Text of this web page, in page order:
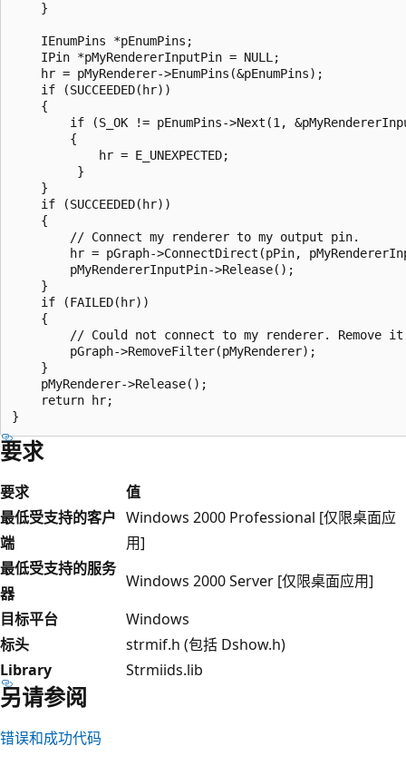
    }
    IEnumPins *pEnumPins;
    IPin *pMyRendererInputPin = NULL;
    hr = pMyRenderer->EnumPins(&pEnumPins);
    if (SUCCEEDED(hr))
    {
if (S_OK != pEnumPins->Next(1,
        {
            hr = E_UNEXPECTED;
         }
    }
    if (SUCCEEDED(hr))
    {
        // Connect my renderer to my output pin.
hr = pGraph->ConnectDirect(pPin,
        pMyRendererInputPin->Release();
    }
    if (FAILED(hr))
    {
// Could not connect to my renderer. Remove
        pGraph->RemoveFilter(pMyRenderer);
    }
    pMyRenderer->Release();
    return hr;
要求
要求
值
最低受支持的客户
端
Windows 2000 Professional [仅限桌面应
用]
最低受支持的服务
器
Windows 2000 Server [仅限桌面应用]
目标平台
Windows
标头
strmif.h (包括 Dshow.h)
Library
Strmiids.lib
另请参阅
错误和成功代码